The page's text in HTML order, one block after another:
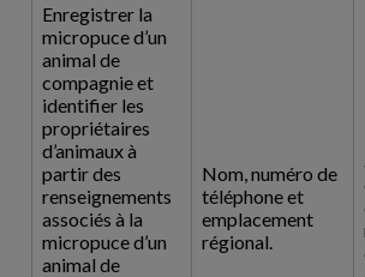
Enregistrer la
micropuce d’un
animal de
compagnie et
identifier les
propriétaires
d’animaux à
partir des
renseignements
associés à la
micropuce d’un
animal de
Nom, numéro de
téléphone et
emplacement
régional.